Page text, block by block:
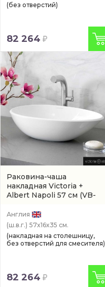
(без отверстий)
82 264
Раковина-чаша
накладная Victoria +
Albert Napoli 57 см (VB-
Англия
(ш.в.г.) 57x16x35 см.
(накладная на столешницу,
без отверстий для смесителя)
82 264